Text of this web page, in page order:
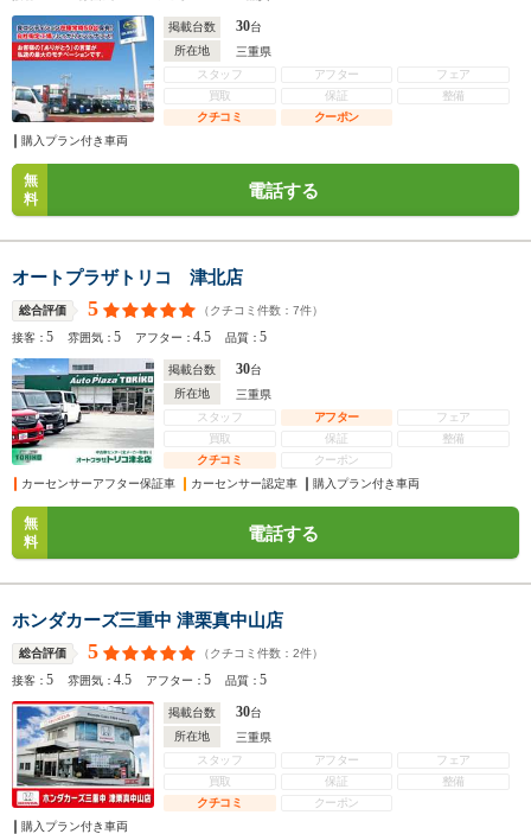
掲載台数 30台
所在地
三重県
スタッフ
アフター
フェア
買取
保証
整備
クチコミ
クーポン
購入プラン付き車両
無
料
電話する
オートプラザトリコ 津北店
総合評価 5 （クチコミ件数： 7件）
接客：5 雰囲気：5 アフター：4.5 品質：5
掲載台数 30台
所在地
三重県
スタッフ
アフター
フェア
買取
保証
整備
クチコミ
クーポン
カーセンサーアフター保証車
カーセンサー認定車 購入プラン付き車両
無
料
電話する
ホンダカーズ三重中 津栗真中山店
総合評価 5 （クチコミ件数： 2件）
接客：5 雰囲気：4.5 アフター：5 品質：5
掲載台数 30台
所在地
三重県
スタッフ
アフター
フェア
買取
保証
整備
クチコミ
クーポン
購入プラン付き車両